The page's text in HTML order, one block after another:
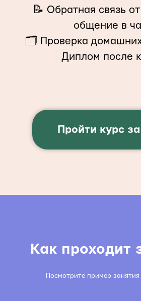
📝 Обратная связь
общение в
🗂 Проверка домашних
Диплом после
Пройти курс
Как проходит
Посмотрите пример занятия